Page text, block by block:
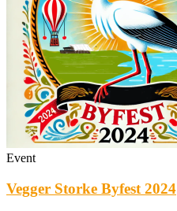
Event
Vegger Storke Byfest 2024